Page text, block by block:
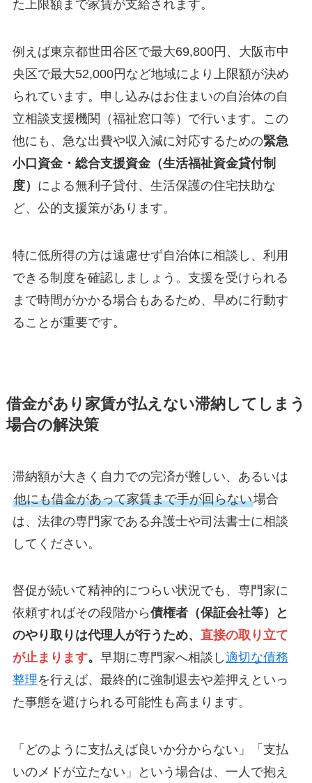
た上限額まで家賃が支給されます。
例えば東京都世田谷区で最大69,800円、大阪市中
央区で最大52,000円など地域により上限額が決め
られています。申し込みはお住まいの自治体の自
立相談支援機関（福祉窓口等）で行います。この
他にも、急な出費や収入減に対応するための緊急
小口資金・総合支援資金（生活福祉資金貸付制
度） による無利子貸付、生活保護の住宅扶助な
ど、公的支援策があります​。
特に低所得の方は遠慮せず自治体に相談し、利用
できる制度を確認しましょう。支援を受けられる
まで時間がかかる場合もあるため、早めに行動す
ることが重要です。
借金があり家賃が払えない滞納してしまう
場合の解決策
滞納額が大きく自力での完済が難しい、あるいは
他にも借金があって家賃まで手が回らない場合
は、法律の専門家である弁護士や司法書士に相談
してください。
督促が続いて精神的につらい状況でも、専門家に
依頼すればその段階から債権者（保証会社等）と
のやり取りは代理人が行うため、 直接の取り立て
が止まります。 早期に専門家へ相談し適切な債務
整理を行えば、最終的に強制退去や差押えといっ
た事態を避けられる可能性も高まります。
「どのように支払えば良いか分からない」「支払
いのメドが立たない」という場合は、一人で抱え